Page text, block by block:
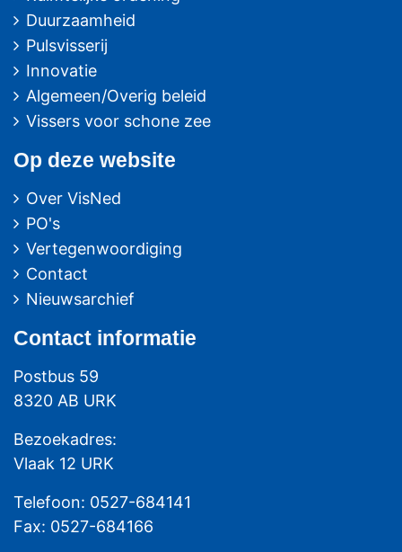
Duurzaamheid
Pulsvisserij
Innovatie
Algemeen/Overig beleid
Vissers voor schone zee
Op deze website
Over VisNed
PO's
Vertegenwoordiging
Contact
Nieuwsarchief
Contact informatie
Postbus 59
8320 AB URK
Bezoekadres:
Vlaak 12 URK
Telefoon: 0527-684141
Fax: 0527-684166